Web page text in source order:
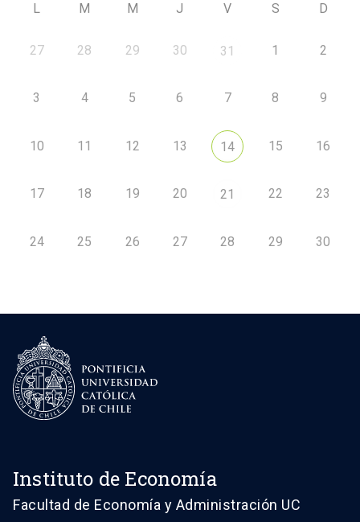
L M M J V S D
27 28 29 30 31 1 2
3 4 5 6 7 8 9
10 11 12 13 14 15 16
17 18 19 20 21 22 23
24 25 26 27 28 29 30
Instituto de Economía
Facultad de Economía y Administración UC